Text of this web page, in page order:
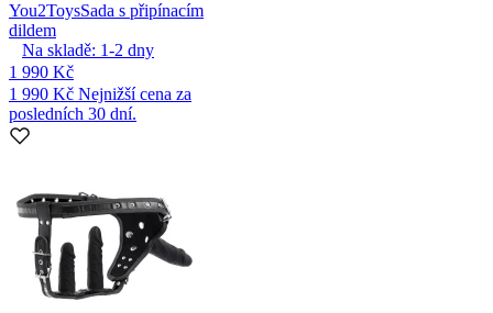
You2ToysSada s připínacím
dildem
Na skladě: 1-2 dny
1 990 Kč
1 990 Kč Nejnižší cena za
posledních 30 dní.